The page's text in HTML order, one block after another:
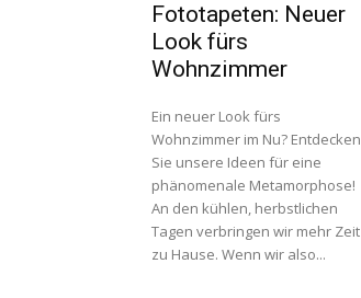
Fototapeten: Neuer
Look fürs
Wohnzimmer
Ein neuer Look fürs
Wohnzimmer im Nu? Entdecken
Sie unsere Ideen für eine
phänomenale Metamorphose!
An den kühlen, herbstlichen
Tagen verbringen wir mehr Zeit
zu Hause. Wenn wir also...